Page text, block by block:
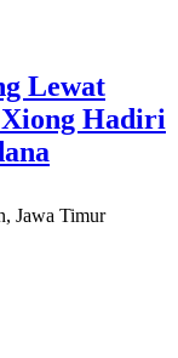
Lewat
Hadiri
Jawa Timur